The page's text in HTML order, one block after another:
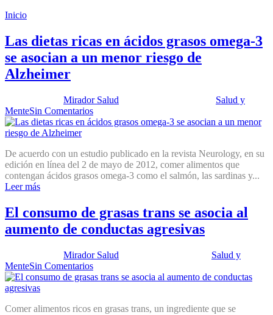
Inicio
Las dietas ricas en ácidos grasos omega-3
se asocian a un menor riesgo de
Alzheimer
Mirador Salud
Salud y
MenteSin Comentarios
De acuerdo con un estudio publicado en la revista Neurology, en su
edición en línea del 2 de mayo de 2012, comer alimentos que
contengan ácidos grasos omega-3 como el salmón, las sardinas y...
Leer más
El consumo de grasas trans se asocia al
aumento de conductas agresivas
Mirador Salud
Salud y
MenteSin Comentarios
Comer alimentos ricos en grasas trans, un ingrediente que se